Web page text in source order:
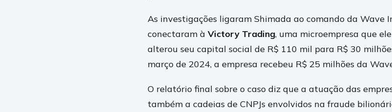
As investigações ligaram Shimada ao comando da Wave
conectaram à Victory Trading, uma microempresa que
alterou seu capital social de R$ 110 mil para R$ 30
março de 2024, a empresa recebeu R$ 25 milhões da
O relatório final sobre o caso diz que a atuação das
também a cadeias de CNPJs envolvidos na fraude